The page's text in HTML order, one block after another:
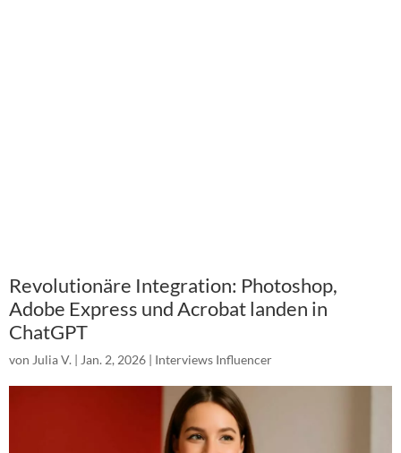
Revolutionäre Integration: Photoshop,
Adobe Express und Acrobat landen in
ChatGPT
von Julia V. | Jan. 2, 2026 | Interviews Influencer